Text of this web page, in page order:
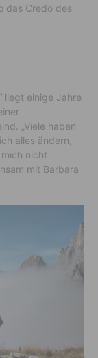
das Credo des
liegt einige Jahre
„Viele haben
alles ändern,
nicht
mit Barbara